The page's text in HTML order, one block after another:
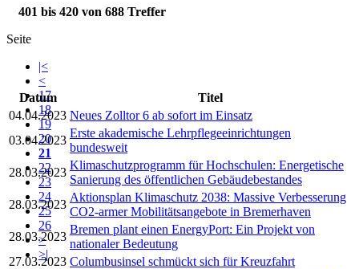
401 bis 420 von 688 Treffer
Seite
|<
<
17
18
19
20
21
22
23
24
25
26
>
>|
Datum
Titel
04.04.2023 Neues Zolltor 6 ab sofort im Einsatz
03.04.2023
Erste akademische Lehrpflegeeinrichtungen
bundesweit
28.03.2023
Klimaschutzprogramm für Hochschulen: Energetische
Sanierung des öffentlichen Gebäudebestandes
28.03.2023
Aktionsplan Klimaschutz 2038: Massive Verbesserung
CO2-armer Mobilitätsangebote in Bremerhaven
28.03.2023
Bremen plant einen EnergyPort: Ein Projekt von
nationaler Bedeutung
27.03.2023 Columbusinsel schmückt sich für Kreuzfahrt